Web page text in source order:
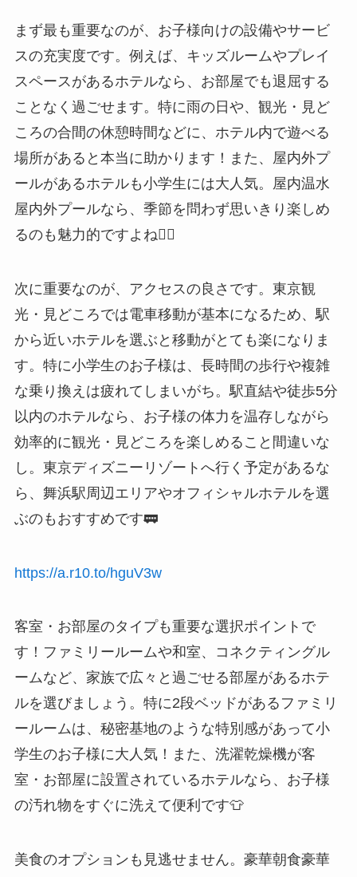
まず最も重要なのが、お子様向けの設備やサービ
スの充実度です。例えば、キッズルームやプレイ
スペースがあるホテルなら、お部屋でも退屈する
ことなく過ごせます。特に雨の日や、観光・見ど
ころの合間の休憩時間などに、ホテル内で遊べる
場所があると本当に助かります！また、屋内外プ
ールがあるホテルも小学生には大人気。屋内温水
屋内外プールなら、季節を問わず思いきり楽しめ
るのも魅力的ですよね🏊‍♂️
次に重要なのが、アクセスの良さです。東京観
光・見どころでは電車移動が基本になるため、駅
から近いホテルを選ぶと移動がとても楽になりま
す。特に小学生のお子様は、長時間の歩行や複雑
な乗り換えは疲れてしまいがち。駅直結や徒歩5分
以内のホテルなら、お子様の体力を温存しながら
効率的に観光・見どころを楽しめること間違いな
し。東京ディズニーリゾートへ行く予定があるな
ら、舞浜駅周辺エリアやオフィシャルホテルを選
ぶのもおすすめです🚃
https://a.r10.to/hguV3w
客室・お部屋のタイプも重要な選択ポイントで
す！ファミリールームや和室、コネクティングル
ームなど、家族で広々と過ごせる部屋があるホテ
ルを選びましょう。特に2段ベッドがあるファミリ
ールームは、秘密基地のような特別感があって小
学生のお子様に大人気！また、洗濯乾燥機が客
室・お部屋に設置されているホテルなら、お子様
の汚れ物をすぐに洗えて便利です👕
美食のオプションも見逃せません。豪華朝食豪華